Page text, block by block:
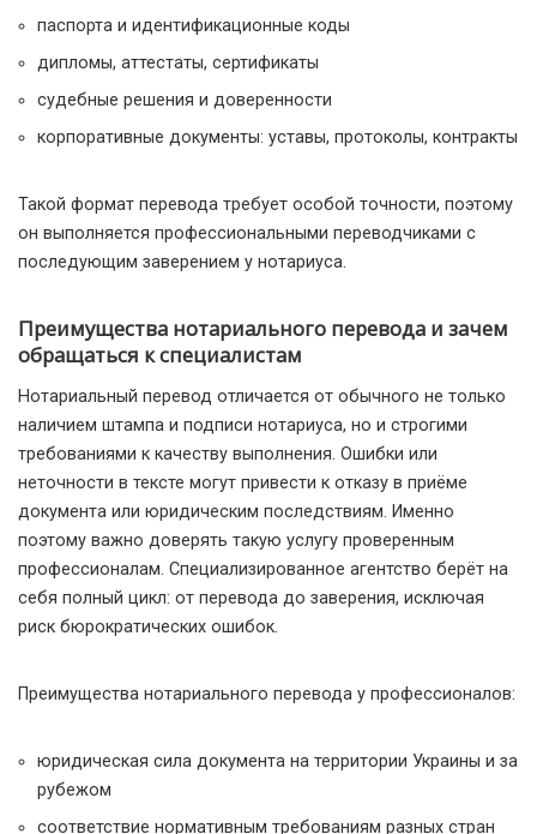
паспорта и идентификационные коды
дипломы, аттестаты, сертификаты
судебные решения и доверенности
корпоративные документы: уставы, протоколы, контракты
Такой формат перевода требует особой точности, поэтому
он выполняется профессиональными переводчиками с
последующим заверением у нотариуса.
Преимущества нотариального перевода и зачем
обращаться к специалистам
Нотариальный перевод отличается от обычного не только
наличием штампа и подписи нотариуса, но и строгими
требованиями к качеству выполнения. Ошибки или
неточности в тексте могут привести к отказу в приёме
документа или юридическим последствиям. Именно
поэтому важно доверять такую услугу проверенным
профессионалам. Специализированное агентство берёт на
себя полный цикл: от перевода до заверения, исключая
риск бюрократических ошибок.
Преимущества нотариального перевода у профессионалов:
юридическая сила документа на территории Украины и за
рубежом
соответствие нормативным требованиям разных стран